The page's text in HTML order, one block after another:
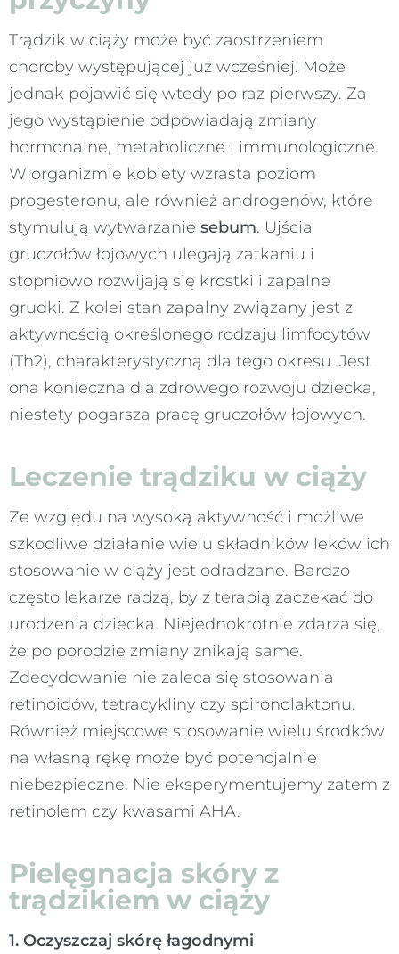
Trądzik w ciąży może być zaostrzeniem
choroby występującej już wcześniej. Może
jednak pojawić się wtedy po raz pierwszy. Za
jego wystąpienie odpowiadają zmiany
hormonalne, metaboliczne i immunologiczne.
W organizmie kobiety wzrasta poziom
progesteronu, ale również androgenów, które
stymulują wytwarzanie sebum. Ujścia
gruczołów łojowych ulegają zatkaniu i
stopniowo rozwijają się krostki i zapalne
grudki. Z kolei stan zapalny związany jest z
aktywnością określonego rodzaju limfocytów
(Th2), charakterystyczną dla tego okresu. Jest
ona konieczna dla zdrowego rozwoju dziecka,
niestety pogarsza pracę gruczołów łojowych.
Leczenie trądziku w ciąży
Ze względu na wysoką aktywność i możliwe
szkodliwe działanie wielu składników leków ich
stosowanie w ciąży jest odradzane. Bardzo
często lekarze radzą, by z terapią zaczekać do
urodzenia dziecka. Niejednokrotnie zdarza się,
że po porodzie zmiany znikają same.
Zdecydowanie nie zaleca się stosowania
retinoidów, tetracykliny czy spironolaktonu.
Również miejscowe stosowanie wielu środków
na własną rękę może być potencjalnie
niebezpieczne. Nie eksperymentujemy zatem z
retinolem czy kwasami AHA.
Pielęgnacja skóry z
trądzikiem w ciąży
1. Oczyszczaj skórę łagodnymi